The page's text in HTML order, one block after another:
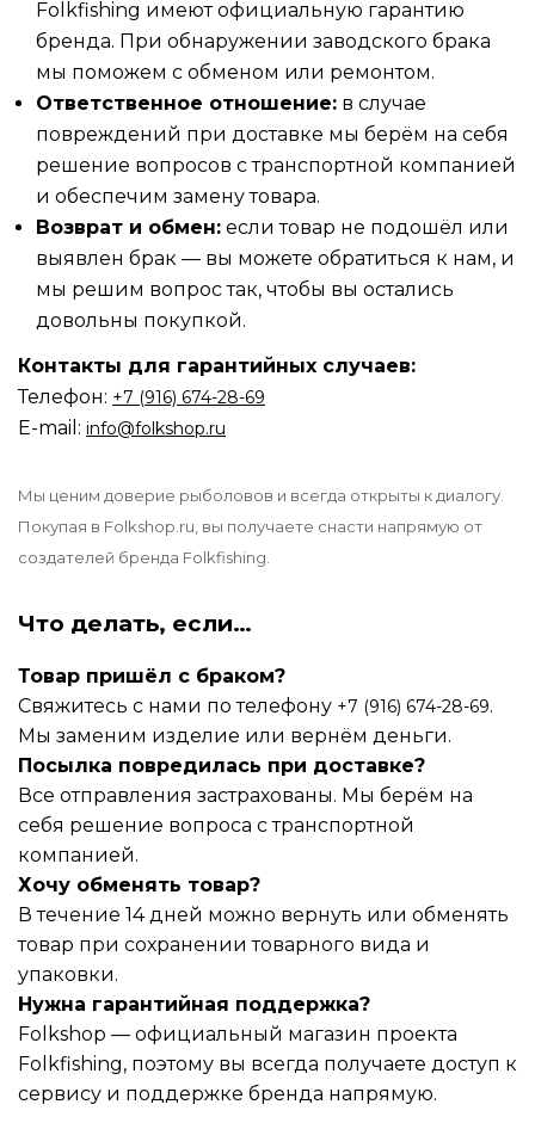
Folkfishing имеют официальную гарантию
бренда. При обнаружении заводского брака
мы поможем с обменом или ремонтом.
Ответственное отношение: в случае
повреждений при доставке мы берём на себя
решение вопросов с транспортной компанией
и обеспечим замену товара.
Возврат и обмен: если товар не подошёл или
выявлен брак — вы можете обратиться к нам, и
мы решим вопрос так, чтобы вы остались
довольны покупкой.
Контакты для гарантийных случаев:
Телефон: ‪‪+7 (916) 674-28-69
E-mail: info@folkshop.ru
Мы ценим доверие рыболовов и всегда открыты к диалогу.
Покупая в Folkshop.ru, вы получаете снасти напрямую от
создателей бренда Folkfishing.
Что делать, если…
Товар пришёл с браком?
Свяжитесь с нами по телефону +7 (916) 674-28-69.
Мы заменим изделие или вернём деньги.
Посылка повредилась при доставке?
Все отправления застрахованы. Мы берём на
себя решение вопроса с транспортной
компанией.
Хочу обменять товар?
В течение 14 дней можно вернуть или обменять
товар при сохранении товарного вида и
упаковки.
Нужна гарантийная поддержка?
Folkshop — официальный магазин проекта
Folkfishing, поэтому вы всегда получаете доступ к
сервису и поддержке бренда напрямую.